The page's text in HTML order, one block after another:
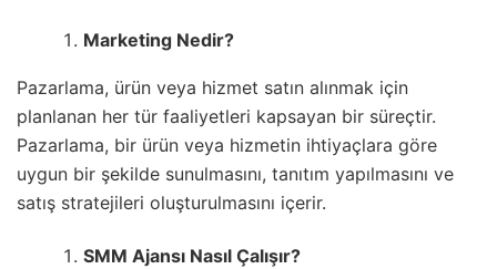
Marketing Nedir?
Pazarlama, ürün veya hizmet satın alınmak için
planlanan her tür faaliyetleri kapsayan bir süreçtir.
Pazarlama, bir ürün veya hizmetin ihtiyaçlara göre
uygun bir şekilde sunulmasını, tanıtım yapılmasını ve
satış stratejileri oluşturulmasını içerir.
SMM Ajansı Nasıl Çalışır?